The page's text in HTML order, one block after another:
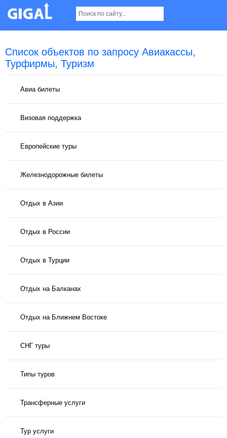
Список объектов по запросу Авиакассы,
Турфирмы, Туризм
Авиа билеты
Визовая поддержка
Европейские туры
Железнодорожные билеты
Отдых в Азии
Отдых в России
Отдых в Турции
Отдых на Балканах
Отдых на Ближнем Востоке
СНГ туры
Типы туров
Трансферные услуги
Тур услуги